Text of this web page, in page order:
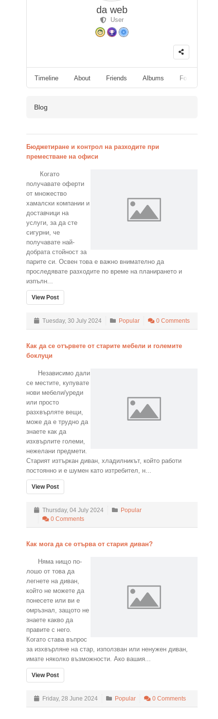
da web
User
Timeline About Friends Albums Followers
Blog
Бюджетиране и контрол на разходите при
преместване на офиси
Когато
получавате оферти
от множество
хамалски компании и
доставчици на
услуги, за да сте
сигурни, че
получавате най-
добрата стойност за
парите си. Освен това е важно внимателно да
проследявате разходите по време на планирането и
изпълн...
View Post
Tuesday, 30 July 2024 Popular 0 Comments
Как да се отървете от старите мебели и големите
боклуци
Независимо дали
се местите, купувате
нови мебели/уреди
или просто
разхвърляте вещи,
може да е трудно да
знаете как да
изхвърлите големи,
нежелани предмети.
Старият изтъркан диван, хладилникът, който работи
постоянно и е шумен като изтребител, н...
View Post
Thursday, 04 July 2024
Popular
0 Comments
Как мога да се отърва от стария диван?
Няма нищо по-
лошо от това да
легнете на диван,
който не можете да
понесете или ви е
омръзнал, защото не
знаете какво да
правите с него.
Когато става въпрос
за изхвърляне на стар, използван или ненужен диван,
имате няколко възможности. Ако вашия...
View Post
Friday, 28 June 2024 Popular 0 Comments